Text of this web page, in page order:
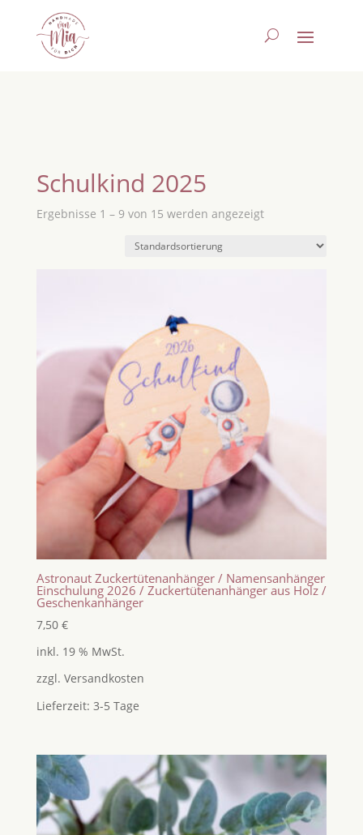
Schulkind 2025
Ergebnisse 1 – 9 von 15 werden angezeigt
Astronaut Zuckertütenanhänger / Namensanhänger
Einschulung 2026 / Zuckertütenanhänger aus Holz /
Geschenkanhänger
7,50 €
inkl. 19 % MwSt.
zzgl. Versandkosten
Lieferzeit: 3-5 Tage